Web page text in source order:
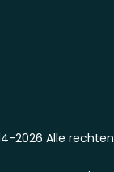
2026 Alle rechten